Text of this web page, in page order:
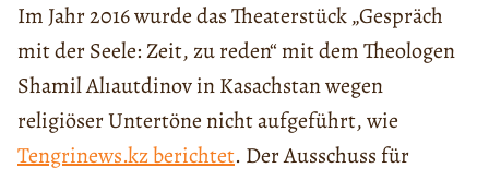
Im Jahr 2016 wurde das Theaterstück „Gespräch
mit der Seele: Zeit, zu reden“ mit dem Theologen
Shamil Alıautdinov in Kasachstan wegen
religiöser Untertöne nicht aufgeführt, wie
Tengrinews.kz berichtet. Der Ausschuss für